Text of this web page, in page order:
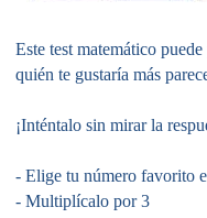
Este test matemático
quién te gustaría más
¡Inténtalo sin mirar la
- Elige tu número favorito
- Multiplícalo por 3